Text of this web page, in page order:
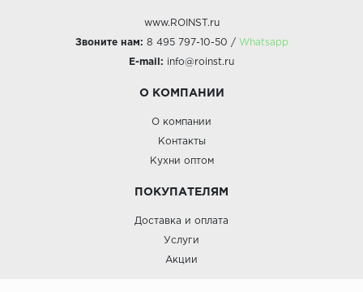
www.ROINST.ru
Звоните нам: 8 495 797-10-50 / Whatsapp
E-mail: info@roinst.ru
О КОМПАНИИ
О компании
Контакты
Кухни оптом
ПОКУПАТЕЛЯМ
Доставка и оплата
Услуги
Акции